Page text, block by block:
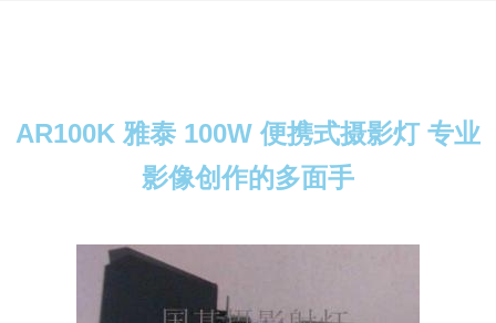
AR100K 雅泰 100W 便携式摄影灯 专业
影像创作的多面手